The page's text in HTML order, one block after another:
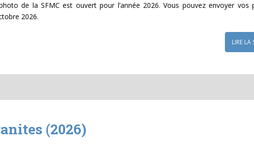
de la SFMC est ouvert pour l’année 2026. Vous pouvez envoyer vos
2026.
LIRE LA
(2026)